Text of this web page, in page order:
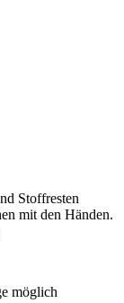
Stoffresten
mit den Händen.
möglich